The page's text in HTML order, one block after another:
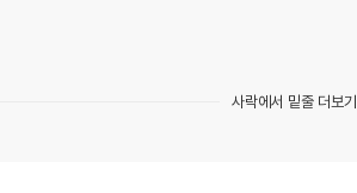
사락에서 밑줄 더보기